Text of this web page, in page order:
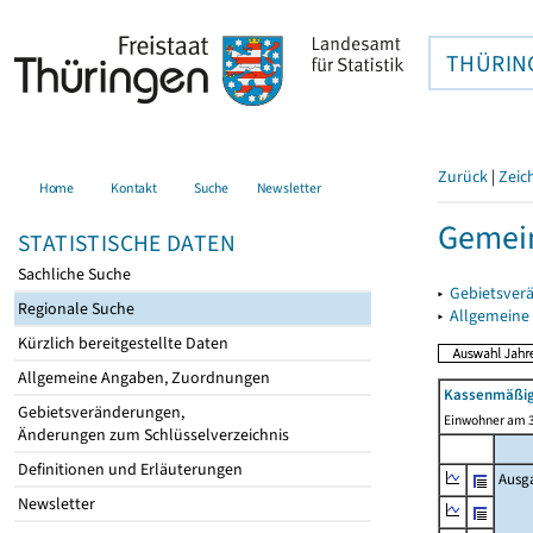
Home Kontakt Suche Newsletter
STATISTISCHE DATEN
Sachliche Suche
Regionale Suche
Kürzlich bereitgestellte Daten
Allgemeine Angaben, Zuordnungen
Gebietsveränderungen,
Änderungen zum Schlüsselverzeichnis
Definitionen und Erläuterungen
Newsletter
Zurück |
▸
▸
Einwohner am